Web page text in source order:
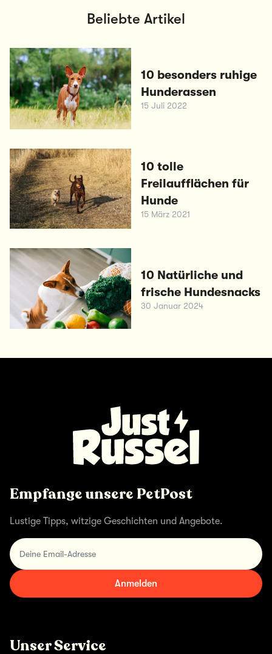
Beliebte Artikel
10 besonders ruhige
Hunderassen
15 Juli 2022
10 tolle
Freilaufflächen für
Hunde
15 März 2021
10 Natürliche und
frische Hundesnacks
30 Januar 2024
Empfange unsere PetPost
Lustige Tipps, witzige Geschichten und Angebote.
Deine Email-Adresse
Anmelden
Unser Service